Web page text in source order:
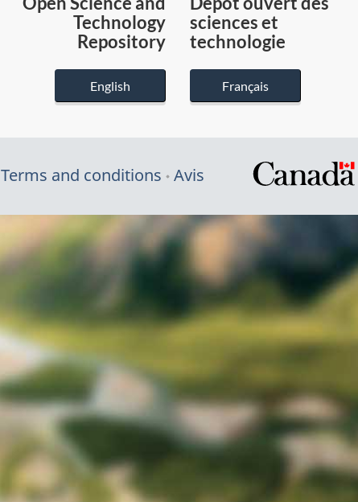
du
Canada
Technology
Repository
English
sciences et
technologie
Français
Terms and conditions Avis